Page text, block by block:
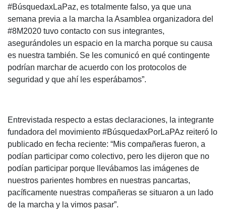
#BúsquedaxLaPaz, es totalmente falso, ya que una
semana previa a la marcha la Asamblea organizadora del
#8M2020 tuvo contacto con sus integrantes,
asegurándoles un espacio en la marcha porque su causa
es nuestra también. Se les comunicó en qué contingente
podrían marchar de acuerdo con los protocolos de
seguridad y que ahí les esperábamos”.
Entrevistada respecto a estas declaraciones, la integrante
fundadora del movimiento #BúsquedaxPorLaPAz reiteró lo
publicado en fecha reciente: “Mis compañeras fueron, a
podían participar como colectivo, pero les dijeron que no
podían participar porque llevábamos las imágenes de
nuestros parientes hombres en nuestras pancartas,
pacíficamente nuestras compañeras se situaron a un lado
de la marcha y la vimos pasar”.